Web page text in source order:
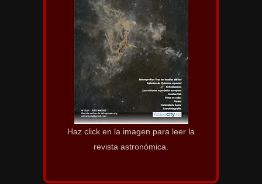
Haz click en la imagen para leer la
revista astronómica.